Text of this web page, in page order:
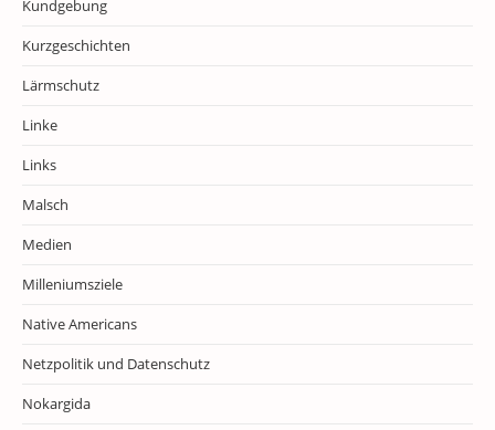
Kundgebung
Kurzgeschichten
Lärmschutz
Linke
Links
Malsch
Medien
Milleniumsziele
Native Americans
Netzpolitik und Datenschutz
Nokargida